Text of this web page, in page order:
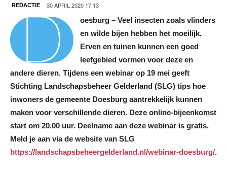
REDACTIE 30 APRIL 2020 17:13
D
oesburg – Veel insecten zoals vlinders
en wilde bijen hebben het moeilijk.
Erven en tuinen kunnen een goed
leefgebied vormen voor deze en
andere dieren. Tijdens een webinar op 19 mei geeft
Stichting Landschapsbeheer Gelderland (SLG) tips hoe
inwoners de gemeente Doesburg aantrekkelijk kunnen
maken voor verschillende dieren. Deze online-bijeenkomst
start om 20.00 uur. Deelname aan deze webinar is gratis.
Meld je aan via de website van SLG
https://landschapsbeheergelderland.nl/webinar-doesburg/.